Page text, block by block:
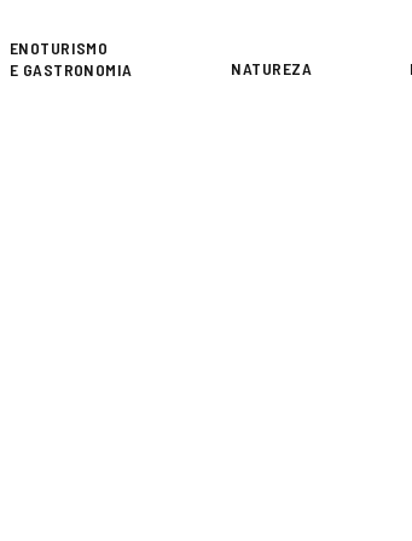
ENOTURISMO
E GASTRONOMIA
NATUREZA